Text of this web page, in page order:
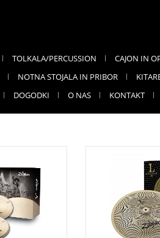
TOLKALA/PERCUSSION CAJON IN
NOTNA STOJALA IN PRIBOR
DOGODKI O NAS KONTAKT